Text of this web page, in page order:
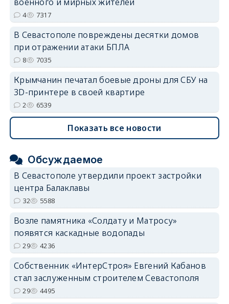
4 7317
В Севастополе повреждены десятки домов
при отражении атаки БПЛА
8 7035
Крымчанин печатал боевые дроны для СБУ на
3D-принтере в своей квартире
2 6539
Показать все новости
Обсуждаемое
В Севастополе утвердили проект застройки
центра Балаклавы
32 5588
Возле памятника «Солдату и Матросу»
появятся каскадные водопады
29 4236
Собственник «ИнтерСтроя» Евгений Кабанов
стал заслуженным строителем Севастополя
29 4495